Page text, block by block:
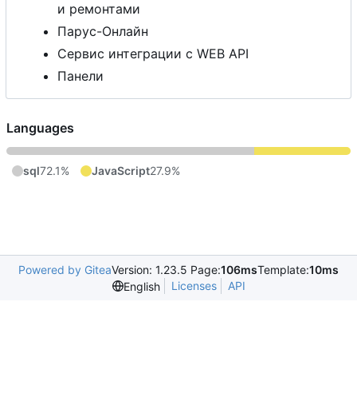
и ремонтами
Парус-Онлайн
Сервис интеграции с WEB API
Панели
Languages
sql72.1% JavaScript27.9%
Powered by GiteaVersion: 1.23.5 Page:106msTemplate:10ms
English
Licenses API